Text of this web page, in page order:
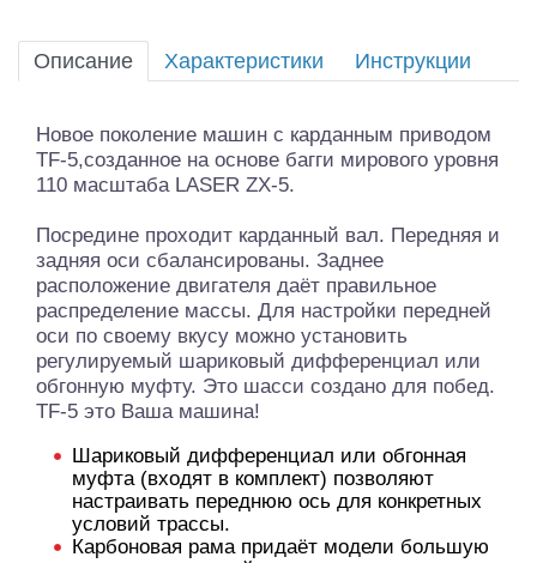
Технические жидкости
Оптовая продажа запчастей для моделей
Описание Характеристики Инструкции
Новое поколение машин с карданным приводом
TF-5,созданное на основе багги мирового уровня
110 масштаба LASER ZX-5.
Посредине проходит карданный вал. Передняя и
задняя оси сбалансированы. Заднее
расположение двигателя даёт правильное
распределение массы. Для настройки передней
оси по своему вкусу можно установить
регулируемый шариковый дифференциал или
обгонную муфту. Это шасси создано для побед.
TF-5 это Ваша машина!
Шариковый дифференциал или обгонная
муфта (входят в комплект) позволяют
настраивать переднюю ось для конкретных
условий трассы.
Карбоновая рама придаёт модели большую